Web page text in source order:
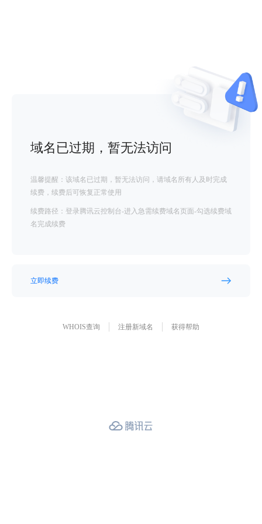
域名已过期，暂无法访问
温馨提醒：该域名已过期，暂无法访问，请域名所有人及时完成
续费，续费后可恢复正常使用
续费路径：登录腾讯云控制台-进入急需续费域名页面-勾选续费域
名完成续费
立即续费
WHOIS查询 注册新域名 获得帮助